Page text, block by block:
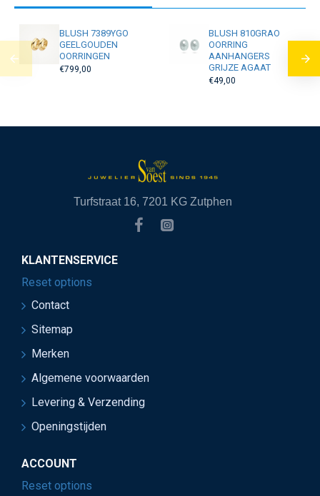
BLUSH 7389YGO
GEELGOUDEN
OORRINGEN
€799,00
BLUSH 810GRAO
OORRING
AANHANGERS
GRIJZE AGAAT
€49,00
Turfstraat 16, 7201 KG Zutphen
KLANTENSERVICE
Reset options
Contact
Sitemap
Merken
Algemene voorwaarden
Levering & Verzending
Openingstijden
ACCOUNT
Reset options